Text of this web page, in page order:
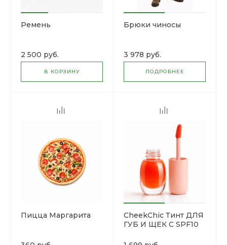
Ремень
2 500 руб.
В КОРЗИНУ
Брюки чиносы
3 978 руб.
ПОДРОБНЕЕ
Пицца Маргарита
CheekChic Тинт ДЛЯ
ГУБ И ЩЕК С SPF10